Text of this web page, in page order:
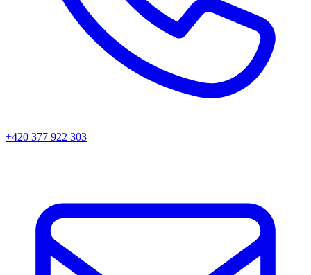
+420 377 922 303